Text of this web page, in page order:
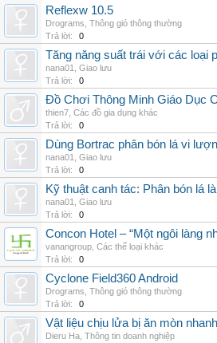
Reflexw 10.5
Drograms Thông gió thông thường
Trả lời:
0
Tăng năng suất trái với các loại
nana01
Giao lưu
Trả lời:
0
Đồ Chơi Thông Minh Giáo Dục
thien7 Các đồ gia dụng khác
Trả lời:
0
Dùng Bortrac phân bón lá vi
nana01
Giao lưu
Trả lời:
0
Kỹ thuật canh tác: Phân bón lá
nana01
Giao lưu
Trả lời:
0
Concon Hotel – “Một ngôi làng
vanangroup Các thể loại khác
Trả lời:
0
Cyclone Field360 Android
Drograms Thông gió thông thường
Trả lời:
0
Vật liệu chịu lửa bị ăn mòn
Dieru Ha Thông tin doanh nghiệp